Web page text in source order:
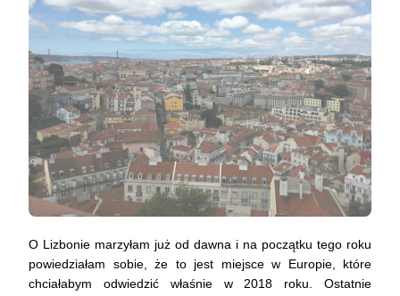
O Lizbonie marzyłam już od dawna i na początku tego roku
powiedziałam sobie, że to jest miejsce w Europie, które
chciałabym odwiedzić właśnie w 2018 roku. Ostatnie